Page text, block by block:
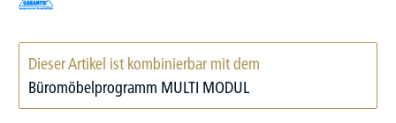
Dieser Artikel ist kombinierbar mit dem
Büromöbelprogramm MULTI MODUL